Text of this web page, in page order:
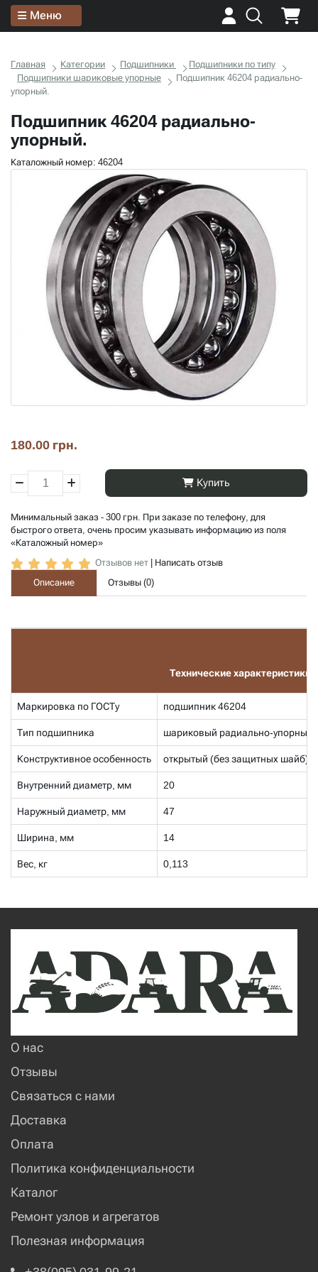
Меню
Главная Категории Подшипники
Подшипники по типу
Подшипники шариковые упорные
Подшипник 46204 радиально-
упорный.
Подшипник 46204 радиально-
упорный.
Каталожный номер: 46204
180.00 грн.
Купить
Минимальный заказ - 300 грн. При заказе по телефону, для
быстрого ответа, очень просим указывать информацию из поля
«Каталожный номер»
Отзывов нет
Написать отзыв
Описание
Отзывы (0)
Технические характеристики
Маркировка по ГОСТу подшипник 46204
Тип подшипника шариковый радиально-упорный
Конструктивное особенность открытый (без защитных шайб);
Внутренний диаметр, мм 20
Наружный диаметр, мм 47
Ширина, мм 14
Вес, кг 0,113
О нас
Отзывы
Связаться с нами
Доставка
Оплата
Политика конфиденциальности
Каталог
Ремонт узлов и агрегатов
Полезная информация